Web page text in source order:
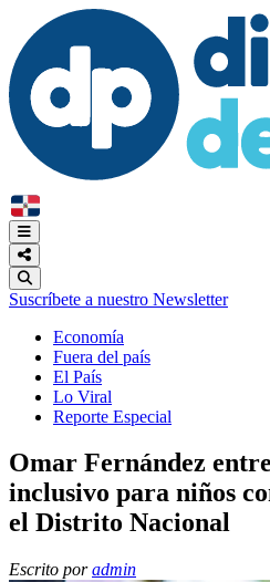
Suscríbete a nuestro Newsletter
Economía
Fuera del país
El País
Lo Viral
Reporte Especial
Omar Fernández
inclusivo para niños
el Distrito Nacional
Escrito poradmin